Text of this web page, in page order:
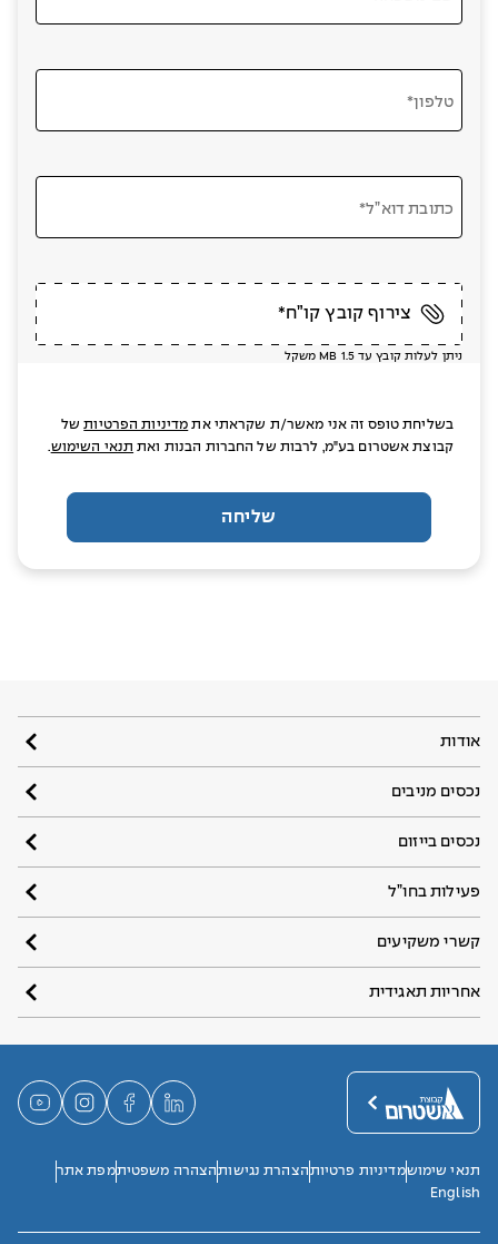
טלפון*
כתובת דוא”ל*
צירוף קובץ קו”ח*
ניתן לעלות קובץ עד MB 1.5 משקל
בשליחת טופס זה אני מאשר/ת שקראתי את מדיניות הפרטיותשל
קבוצת אשטרום בע"מ, לרבות של החברות הבנות ואת תנאי השימוש.
שליחה
אודות
נכסים מניבים
נכסים בייזום
פעילות בחו”ל
קשרי משקיעים
אחריות תאגידית
תנאי שימושמדיניות פרטיותהצהרת נגישותהצהרה משפטיתמפת אתר
English